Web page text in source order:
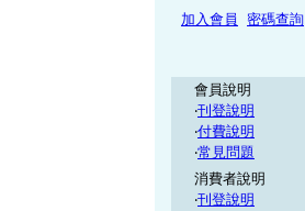
加入會員 密碼查詢
會員說明
‧刊登說明
‧付費說明
‧常見問題
消費者說明
‧刊登說明